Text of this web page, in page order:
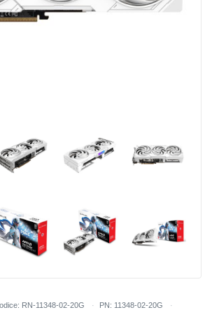
RN-11348-02-20G
PN: 11348-02-20G